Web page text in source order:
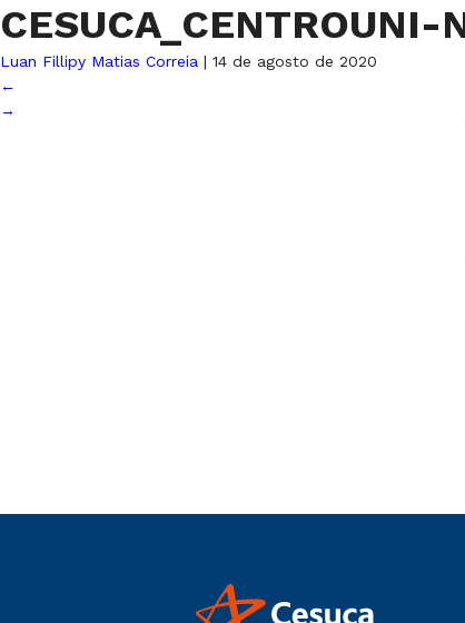
Luan Fillipy Matias Correia | 14 de agosto de 2020
←
→